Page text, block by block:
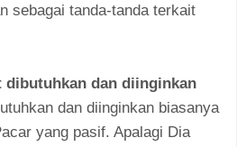
sebagai tanda-tanda terkait
dibutuhkan dan diinginkan
dan diinginkan biasanya
yang pasif. Apalagi Dia